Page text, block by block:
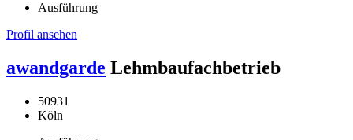
Ausführung
Profil ansehen
awandgarde Lehmbaufachbetrieb
50931
Köln